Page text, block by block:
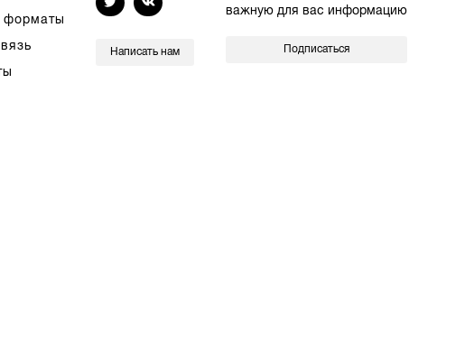
форматы
Написать нам
важную для вас информацию
Подписаться